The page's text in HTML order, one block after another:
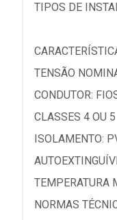
TIPOS DE
TENSÃO
CONDUTOR:
CLASSES 4 OU 5
ISOLAMENTO:
TEMPERATURA
NORMAS